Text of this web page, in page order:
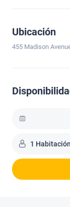
Ubicación
455 Madison
1